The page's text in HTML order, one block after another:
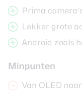
Prima
Lekker grote
Android zoals
Minpunten
Van OLED